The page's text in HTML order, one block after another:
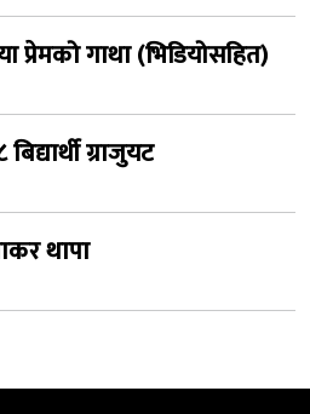
प्रेमको गाथा (भिडियोसहित)
ग्राजुयट
थापा